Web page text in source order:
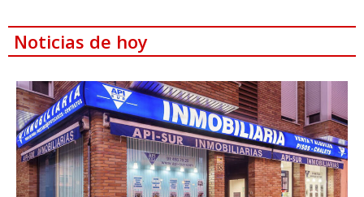
Noticias de hoy